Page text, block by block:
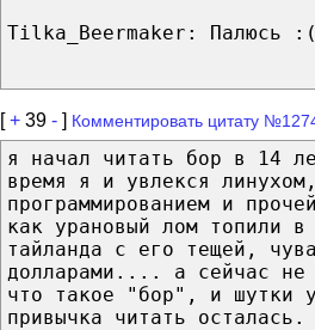
Tilka_Beermaker: Палюсь :(
[+ 39 - ] Комментировать цитату
я начал читать бор в 14
время я и увлекся линухом,
программированием и
как урановый лом топили
тайланда с его тещей,
долларами.... а сейчас не
что такое "бор", и шутки
привычка читать